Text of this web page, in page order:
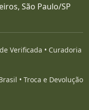
São Paulo/SP
Verificada • Curadoria
• Troca e Devolução